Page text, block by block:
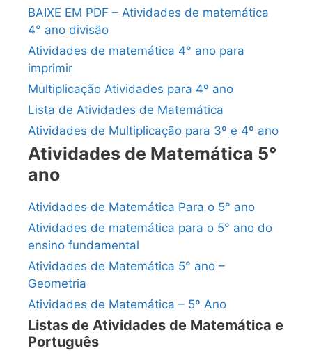
BAIXE EM PDF – Atividades de matemática
4° ano divisão
Atividades de matemática 4° ano para
imprimir
Multiplicação Atividades para 4º ano
Lista de Atividades de Matemática
Atividades de Multiplicação para 3º e 4º ano
Atividades de Matemática 5°
ano
Atividades de Matemática Para o 5° ano
Atividades de matemática para o 5° ano do
ensino fundamental
Atividades de Matemática 5° ano –
Geometria
Atividades de Matemática – 5º Ano
Listas de Atividades de Matemática e
Português